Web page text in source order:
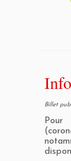
Billet
Pour